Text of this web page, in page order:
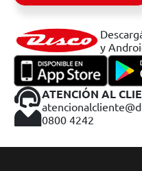
y
ATENCIÓN AL
0800 4242